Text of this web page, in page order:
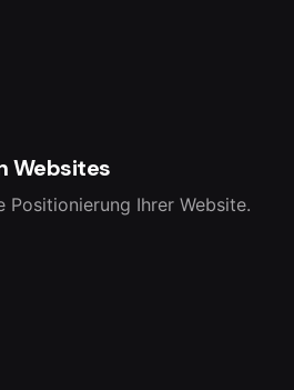
Websites
Positionierung Ihrer Website.